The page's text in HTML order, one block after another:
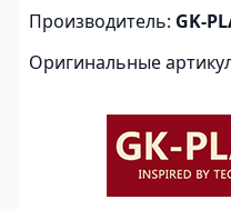
Производитель: GK-
Оригинальные